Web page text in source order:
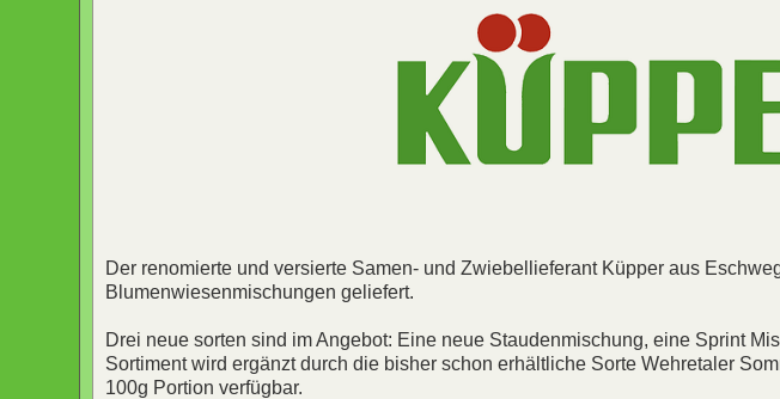
Der renomierte und versierte Samen- und Zwiebellieferant Küpper aus
Blumenwiesenmischungen geliefert.
Drei neue sorten sind im Angebot: Eine neue Staudenmischung, eine Sprint
Sortiment wird ergänzt durch die bisher schon erhältliche Sorte Wehretaler
100g Portion verfügbar.